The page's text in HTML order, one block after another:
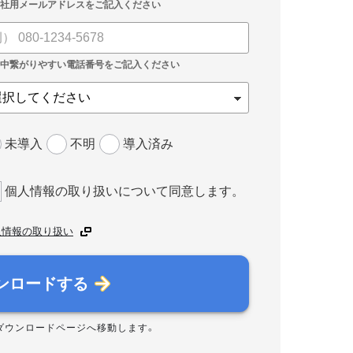
未導入 不明 導入済み
個人情報の取り扱いについて同意します。
報の取り扱い
ロードする
ウンロードページへ移動します。